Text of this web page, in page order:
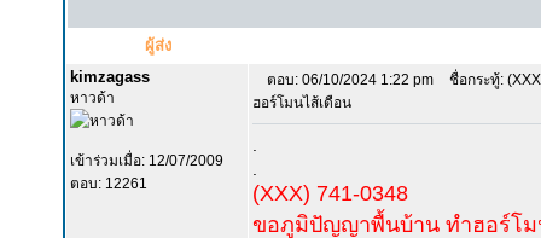
ผู้ส่ง
kimzagass
หาวด้า
เข้าร่วมเมื่อ: 12/07/2009
ตอบ: 12261
ตอบ: 06/10/2024 1:22 pm
ชื่อกระทู้:
ฮอร์โมนไส้เดือน
(XXX) 741-0348
ขอภูมิปัญญาพื้นบ้าน ทำฮอร์โม